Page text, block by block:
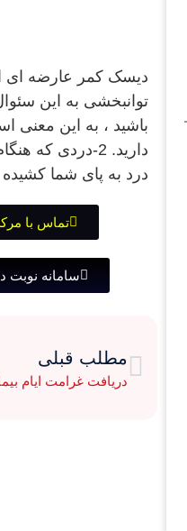
دیسک کمر عارضه ای
توانبخشی به این
درد به پای شما کشیده شود. 5-پاهای شما ضعیف می شود 6-پاهای شما احساس
تماس با
سامانه نوبت
مطلب قبلی
دریافت غرامت ایام